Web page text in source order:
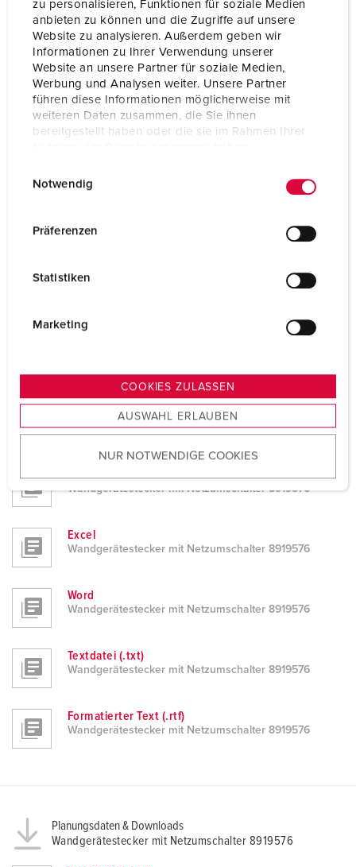
zu personalisieren, Funktionen für soziale Medien
anbieten zu können und die Zugriffe auf unsere
Website zu analysieren. Außerdem geben wir
Informationen zu Ihrer Verwendung unserer
Website an unsere Partner für soziale Medien,
Werbung und Analysen weiter. Unsere Partner
führen diese Informationen möglicherweise mit
weiteren Daten zusammen, die Sie ihnen
bereitgestellt haben oder die sie im Rahmen Ihrer
s
u
w
a
Notwendig
Präferenzen
Statistiken
Marketing
COOKIES ZULASSEN
AUSWAHL ERLAUBEN
NUR NOTWENDIGE COOKIES
Wandgerätestecker mit Netzumschalter 8919576
GAEB XML Kostenanschlag (X82)
Wandgerätestecker mit Netzumschalter 8919576
GAEB XML Angebotsaufforderung (X83)
Wandgerätestecker mit Netzumschalter 8919576
Wandgerätestecker mit Netzumschalter 8919576
GAEB 90 Angebotsanforderung (D83)
DATANORM 5
Wandgerätestecker mit Netzumschalter 8919576
PDF
Wandgerätestecker mit Netzumschalter 8919576
Excel
Wandgerätestecker mit Netzumschalter 8919576
Word
Wandgerätestecker mit Netzumschalter 8919576
Textdatei (.txt)
Wandgerätestecker mit Netzumschalter 8919576
Formatierter Text (.rtf)
Wandgerätestecker mit Netzumschalter 8919576
Planungsdaten & Downloads
Wandgerätestecker mit Netzumschalter 8919576